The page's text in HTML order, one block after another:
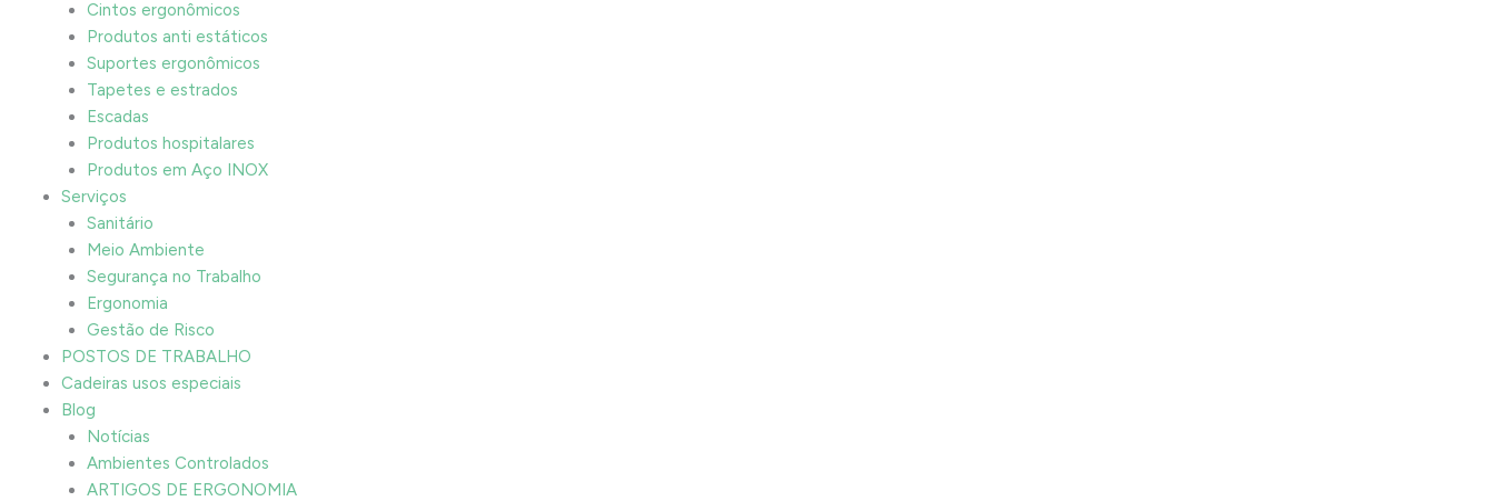
Cintos ergonômicos
Produtos anti estáticos
Suportes ergonômicos
Tapetes e estrados
Escadas
Produtos hospitalares
Produtos em Aço INOX
Serviços
Sanitário
Meio Ambiente
Segurança no Trabalho
Ergonomia
Gestão de Risco
POSTOS DE TRABALHO
Cadeiras usos especiais
Blog
Notícias
Ambientes Controlados
ARTIGOS DE ERGONOMIA